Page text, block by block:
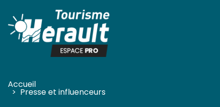
Accueil
> Presse et influenceurs